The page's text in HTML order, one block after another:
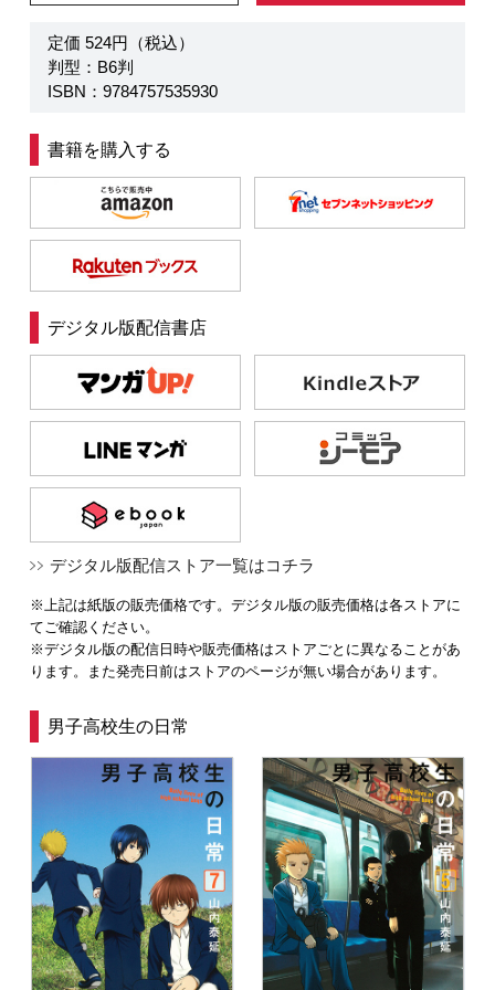
定価 524円（税込）
判型：B6判
ISBN：9784757535930
書籍を購入する
デジタル版配信書店
デジタル版配信ストア一覧はコチラ
※上記は紙版の販売価格です。デジタル版の販売価格は各ストアに
てご確認ください。
※デジタル版の配信日時や販売価格はストアごとに異なることがあ
ります。また発売日前はストアのページが無い場合があります。
男子高校生の日常